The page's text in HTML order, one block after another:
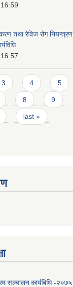
तथा रेविज रोग नियन्त्रण
3 4 5
8 9
last »
सञ्चालन कार्यबिधि -२०७५